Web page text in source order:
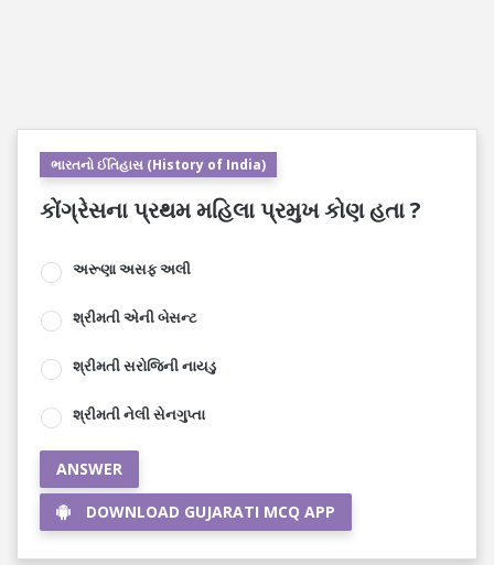
ભારતનો ઈતિહાસ (History of India)
કોંગ્રેસના પ્રથમ મહિલા પ્રમુખ કોણ હતા ?
અરૂણા અસફ અલી
શ્રીમતી એની બેસન્ટ
શ્રીમતી સરોજિની નાયડુ
શ્રીમતી નેલી સેનગુપ્તા
ANSWER
DOWNLOAD GUJARATI MCQ APP